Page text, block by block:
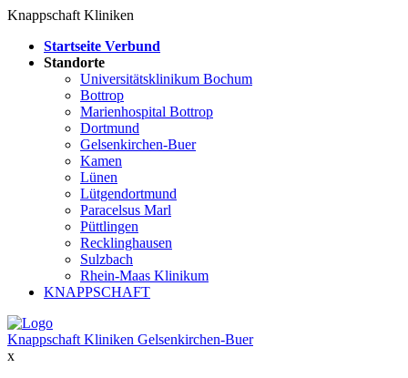
Knappschaft Kliniken
Startseite Verbund
Standorte
Universitätsklinikum Bochum
Bottrop
Marienhospital Bottrop
Dortmund
Gelsenkirchen-Buer
Kamen
Lünen
Lütgendortmund
Paracelsus Marl
Püttlingen
Recklinghausen
Sulzbach
Rhein-Maas Klinikum
KNAPPSCHAFT
Knappschaft Kliniken Gelsenkirchen-Buer
x